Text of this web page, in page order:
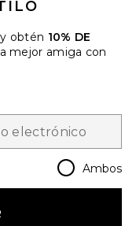
obtén 10% DE
mejor amiga con
Ambos